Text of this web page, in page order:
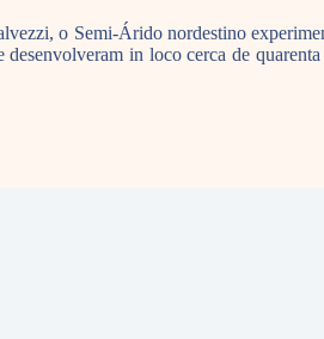
o Semi-Árido nordestino
in loco cerca de